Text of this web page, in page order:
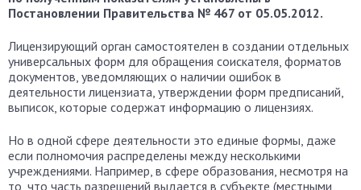
Постановлении Правительства № 467 от 05.05.2012.
Лицензирующий орган самостоятелен в создании отдельных
универсальных форм для обращения соискателя, форматов
документов, уведомляющих о наличии ошибок в
деятельности лицензиата, утверждении форм предписаний,
выписок, которые содержат информацию о лицензиях.
Но в одной сфере деятельности это единые формы, даже
если полномочия распределены между несколькими
учреждениями. Например, в сфере образования, несмотря на
то, что часть разрешений выдается в субъекте (местными